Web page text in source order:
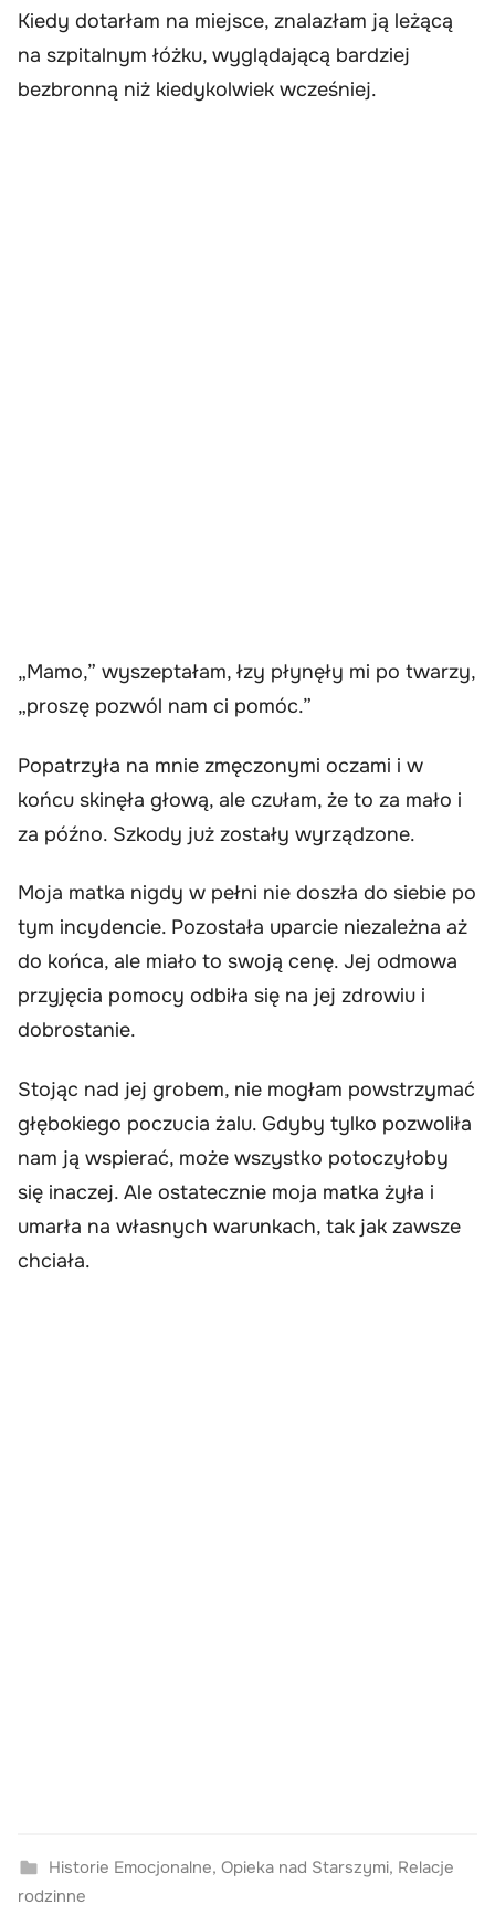
Kiedy dotarłam na miejsce, znalazłam ją leżącą
na szpitalnym łóżku, wyglądającą bardziej
bezbronną niż kiedykolwiek wcześniej.
„Mamo,” wyszeptałam, łzy płynęły mi po twarzy,
„proszę pozwól nam ci pomóc.”
Popatrzyła na mnie zmęczonymi oczami i w
końcu skinęła głową, ale czułam, że to za mało i
za późno. Szkody już zostały wyrządzone.
Moja matka nigdy w pełni nie doszła do siebie po
tym incydencie. Pozostała uparcie niezależna aż
do końca, ale miało to swoją cenę. Jej odmowa
przyjęcia pomocy odbiła się na jej zdrowiu i
dobrostanie.
Stojąc nad jej grobem, nie mogłam powstrzymać
głębokiego poczucia żalu. Gdyby tylko pozwoliła
nam ją wspierać, może wszystko potoczyłoby
się inaczej. Ale ostatecznie moja matka żyła i
umarła na własnych warunkach, tak jak zawsze
chciała.
Historie Emocjonalne, Opieka nad Starszymi, Relacje
rodzinne